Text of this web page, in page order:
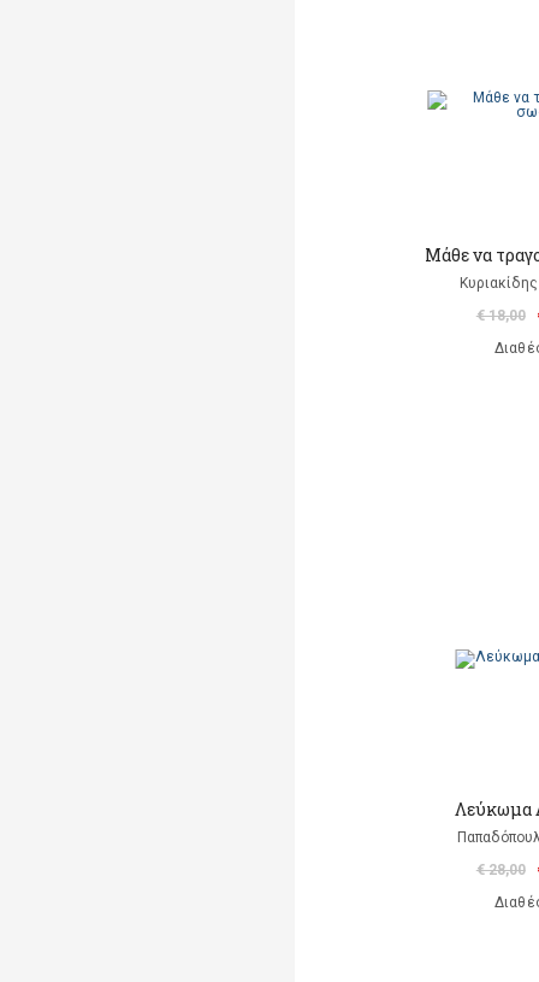
Μάθε να
€ 18,00
Λεύκωμα
€ 28,00